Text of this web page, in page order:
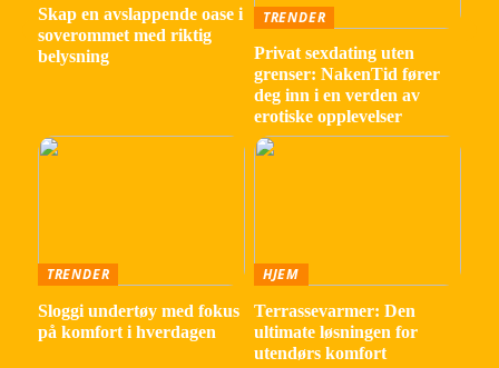
Skap en avslappende oase i
soverommet med riktig
belysning
TRENDER
Privat sexdating uten
grenser: NakenTid fører
deg inn i en verden av
erotiske opplevelser
TRENDER
Sloggi undertøy med fokus
på komfort i hverdagen
HJEM
Terrassevarmer: Den
ultimate løsningen for
utendørs komfort